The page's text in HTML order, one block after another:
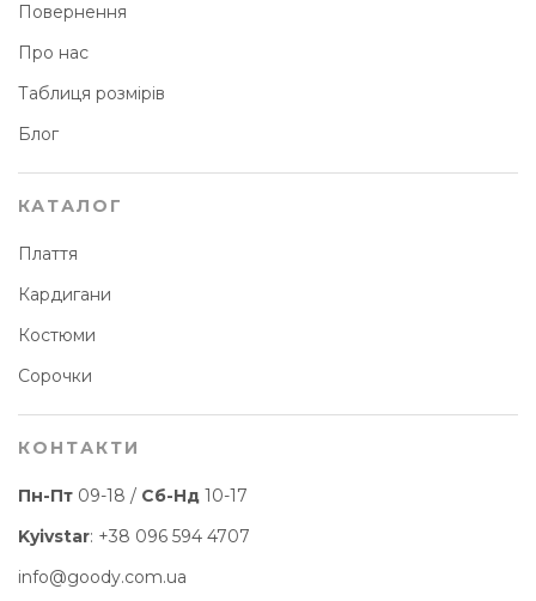
Повернення
Про нас
Таблиця розмірів
Блог
КАТАЛОГ
Плаття
Кардигани
Костюми
Сорочки
КОНТАКТИ
Пн-Пт 09-18 / Сб-Нд 10-17
Kyivstar: +38 096 594 4707
info@goody.com.ua